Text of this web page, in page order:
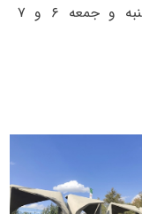
۹ کدرشته دامپزشکی در روزهای پنجشنبه و جمعه ۶ و ۷